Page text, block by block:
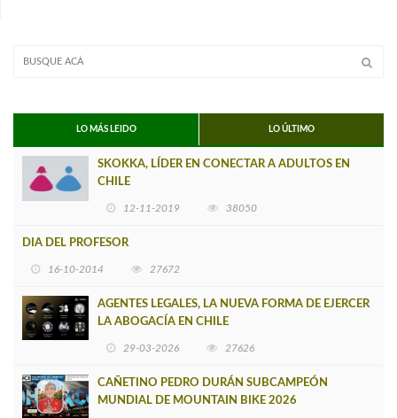
LO MÁS LEIDO LO ÚLTIMO
SKOKKA, LÍDER EN CONECTAR A ADULTOS EN
CHILE
12-11-2019 38050
DIA DEL PROFESOR
16-10-2014 27672
AGENTES LEGALES, LA NUEVA FORMA DE EJERCER
LA ABOGACÍA EN CHILE
29-03-2026 27626
CAÑETINO PEDRO DURÁN SUBCAMPEÓN
MUNDIAL DE MOUNTAIN BIKE 2026